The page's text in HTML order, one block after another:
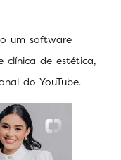
um software
clínica de estética,
do YouTube.